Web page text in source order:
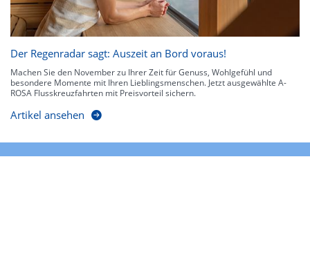
Der Regenradar sagt: Auszeit an Bord voraus!
Machen Sie den November zu Ihrer Zeit für Genuss, Wohlgefühl und
besondere Momente mit Ihren Lieblingsmenschen. Jetzt ausgewählte A-
ROSA Flusskreuzfahrten mit Preisvorteil sichern.
Artikel ansehen